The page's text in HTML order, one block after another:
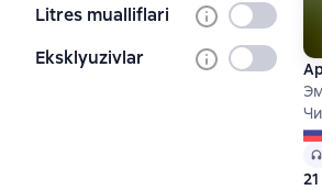
Litres mualliflari
Eksklyuzivlar